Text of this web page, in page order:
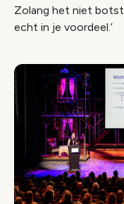
Zolang het niet
echt in je voordeel.’